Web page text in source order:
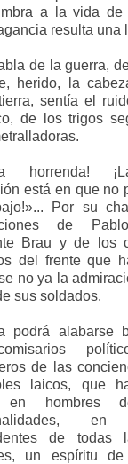
a la vida de
resulta una
de la guerra,
herido, la
sentía el
de los trigos
horrenda!
está en que no
Por su
de
Brau y de los
del frente que
no ya la
sus soldados.
podrá alabarse
de las
laicos, que
en hombres
en
de todas
un espíritu de